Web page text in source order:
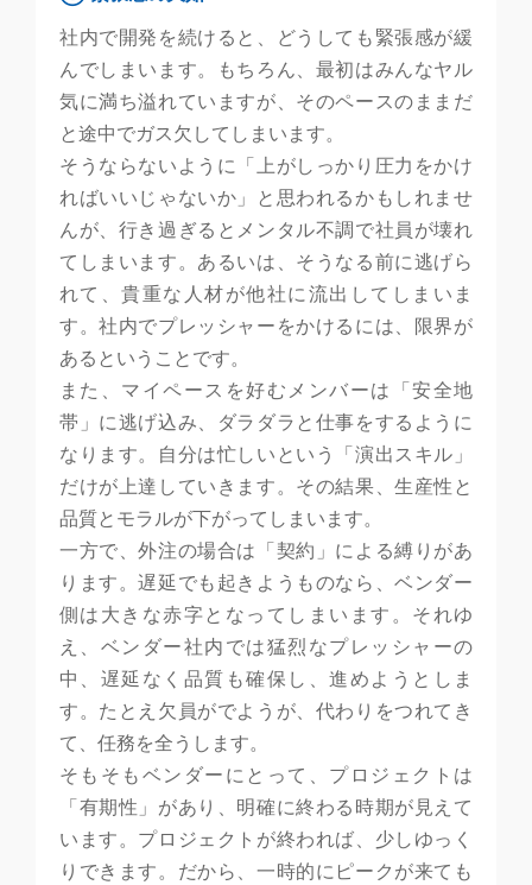
社内で開発を続けると、どうしても緊張感が緩
んでしまいます。もちろん、最初はみんなヤル
気に満ち溢れていますが、そのペースのままだ
と途中でガス欠してしまいます。
そうならないように「上がしっかり圧力をかけ
ればいいじゃないか」と思われるかもしれませ
んが、行き過ぎるとメンタル不調で社員が壊れ
てしまいます。あるいは、そうなる前に逃げら
れて、貴重な人材が他社に流出してしまいま
す。社内でプレッシャーをかけるには、限界が
あるということです。
また、マイペースを好むメンバーは「安全地
帯」に逃げ込み、ダラダラと仕事をするように
なります。自分は忙しいという「演出スキル」
だけが上達していきます。その結果、生産性と
品質とモラルが下がってしまいます。
一方で、外注の場合は「契約」による縛りがあ
ります。遅延でも起きようものなら、ベンダー
側は大きな赤字となってしまいます。それゆ
え、ベンダー社内では猛烈なプレッシャーの
中、遅延なく品質も確保し、進めようとしま
す。たとえ欠員がでようが、代わりをつれてき
て、任務を全うします。
そもそもベンダーにとって、プロジェクトは
「有期性」があり、明確に終わる時期が見えて
います。プロジェクトが終われば、少しゆっく
りできます。だから、一時的にピークが来ても